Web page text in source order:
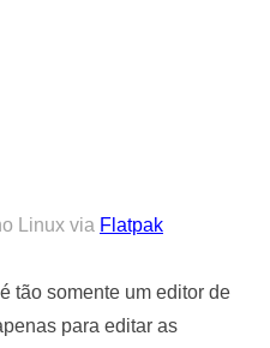
Linux via Flatpak
tão somente um editor de
para editar as